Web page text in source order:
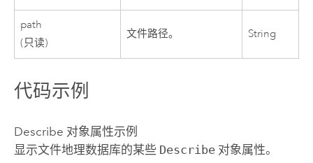
path
(只读)
文件路径。 String
代码示例
Describe 对象属性示例
显示文件地理数据库的某些 Describe对象属性。